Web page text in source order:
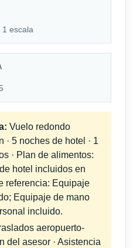
1 escala
Vuelo redondo
5 noches de hotel · 1
· Plan de alimentos:
hotel incluidos en
referencia: Equipaje
Equipaje de mano
incluido.
aeropuerto-
del asesor · Asistencia